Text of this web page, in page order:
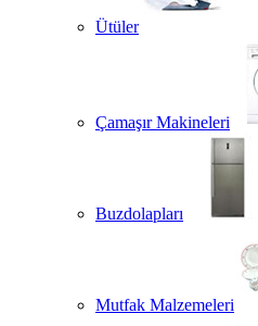
Ütüler
Çamaşır Makineleri
Buzdolapları
Mutfak Malzemeleri